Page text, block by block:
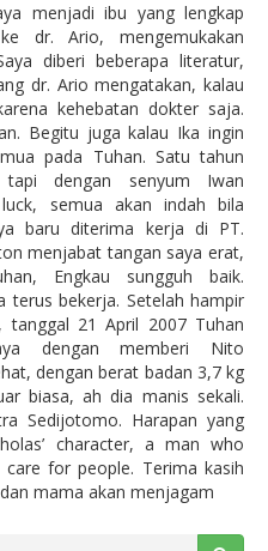
menjadi ibu yang lengkap
dr. Ario, mengemukakan
diberi beberapa literatur,
dr. Ario mengatakan, kalau
kehebatan dokter saja.
Begitu juga kalau Ika ingin
pada Tuhan. Satu tahun
dengan senyum Iwan
semua akan indah bila
baru diterima kerja di PT.
menjabat tangan saya erat,
Engkau sungguh baik.
terus bekerja. Setelah hampir
tanggal 21 April 2007 Tuhan
dengan memberi Nito
dengan berat badan 3,7 kg
biasa, ah dia manis sekali.
Sedijotomo. Harapan yang
character, a man who
for people. Terima kasih
mama akan menjagam